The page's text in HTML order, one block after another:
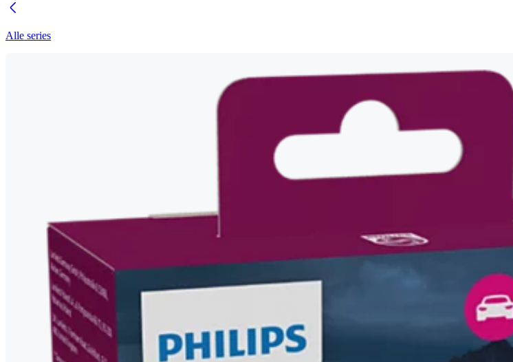
Alle series